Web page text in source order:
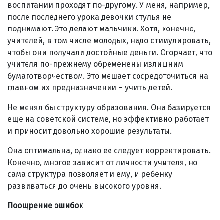
воспитании проходят по-другому. У меня, например,
после последнего урока девочки стулья не
поднимают. Это делают мальчики. Хотя, конечно,
учителей, в том числе молодых, надо стимулировать,
чтобы они получали достойные деньги. Огорчает, что
учителя по-прежнему обременены излишним
бумаготворчеством. Это мешает сосредоточиться на
главном их предназначении – учить детей.
Не менял бы структуру образования. Она базируется
еще на советской системе, но эффективно работает
и приносит довольно хорошие результаты.
Она оптимальна, однако ее следует корректировать.
Конечно, многое зависит от личности учителя, но
сама структура позволяет и ему, и ребенку
развиваться до очень высокого уровня.
Поощрение ошибок